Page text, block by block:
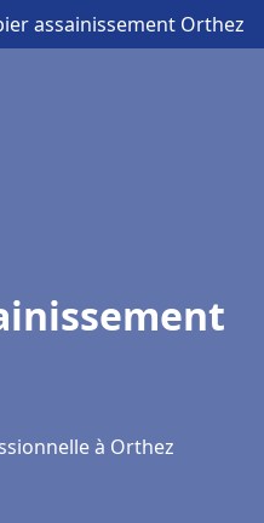
assainissement Orthez
à Orthez